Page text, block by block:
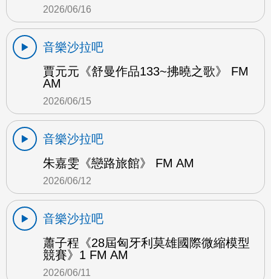
2026/06/16
音樂沙拉吧
賈元元《舒曼作品133~拂曉之歌》 FM
AM
2026/06/15
音樂沙拉吧
朱嘉雯《戀路旅館》 FM AM
2026/06/12
音樂沙拉吧
蕭子程《28屆匈牙利莫雄國際微縮模型
競賽》1 FM AM
2026/06/11